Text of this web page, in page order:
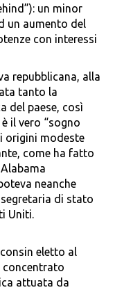
un minor
un aumento del
con interessi
repubblicana, alla
tanto la
del paese, così
il vero “sogno
origini modeste
come ha fatto
neanche
di stato
Uniti.
eletto al
concentrato
attuata da